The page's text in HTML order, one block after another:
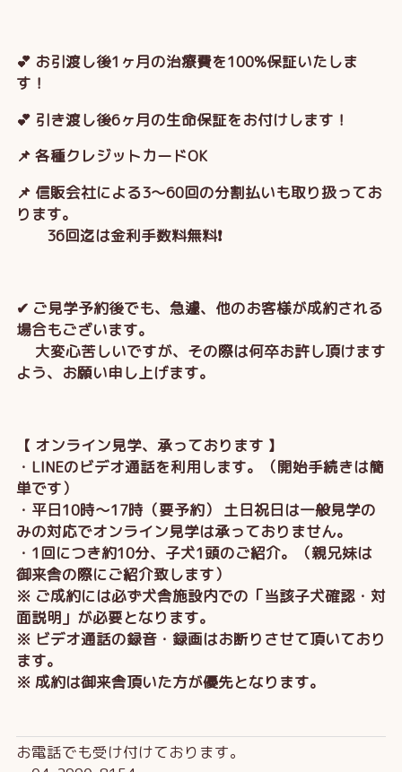
💕 お引渡し後1ヶ月の治療費を100%保証いたしま
す！
💕 引き渡し後6ヶ月の生命保証をお付けします！
📌 各種クレジットカードOK
📌 信販会社による3～60回の分割払いも取り扱ってお
ります。
36回迄は金利手数料無料❗
✔ ご見学予約後でも、急遽、他のお客様が成約される
場合もございます。
大変心苦しいですが、その際は何卒お許し頂けます
よう、お願い申し上げます。
【 オンライン見学、承っております 】
・LINEのビデオ通話を利用します。（開始手続きは簡
単です）
・平日10時～17時（要予約） 土日祝日は一般見学の
みの対応でオンライン見学は承っておりません。
・1回につき約10分、子犬1頭のご紹介。（親兄妹は
御来舎の際にご紹介致します）
※ ご成約には必ず犬舎施設内での「当該子犬確認・対
面説明」が必要となります。
※ ビデオ通話の録音・録画はお断りさせて頂いており
ます。
※ 成約は御来舎頂いた方が優先となります。
お電話でも受け付けております。